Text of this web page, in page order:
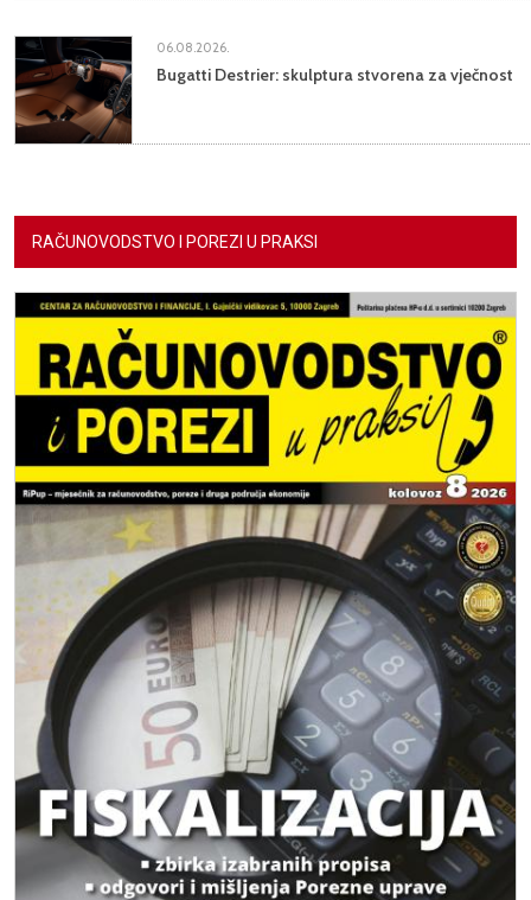
06.08.2026.
Bugatti Destrier: skulptura stvorena za vječnost
RAČUNOVODSTVO I POREZI U PRAKSI